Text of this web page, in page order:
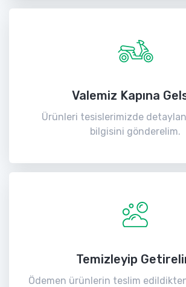
Valemiz Kapına
Ürünleri tesislerimizde
bilgisini gönderelim.
Temizleyip
Ödemen ürünlerin teslim edildikten